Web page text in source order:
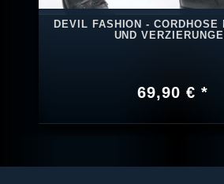
DEVIL FASHION - CORDHOSE
UND
69,90 € *